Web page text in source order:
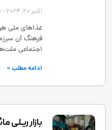
اکتبر 20, 2024
غذاهای ملی هر
فرهنگ آن
اجتماعی
ادامه مطلب »
بازار